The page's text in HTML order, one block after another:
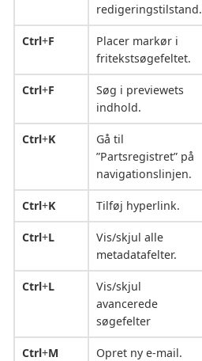
redigeringstilstand.
Ctrl+F
Placer markør i
fritekstsøgefeltet.
Ctrl+F
Søg i previewets
indhold.
Ctrl+K
Gå til
”Partsregistret” på
navigationslinjen.
Ctrl+K Tilføj hyperlink.
Ctrl+L
Vis/skjul alle
metadatafelter.
Ctrl+L
Vis/skjul
avancerede
søgefelter
Ctrl+M Opret ny e-mail.